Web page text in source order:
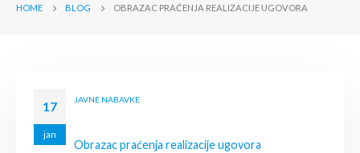
HOME BLOG OBRAZAC PRAĆENJA REALIZACIJE UGOVORA
17
jan
JAVNE NABAVKE
Obrazac praćenja realizacije ugovora